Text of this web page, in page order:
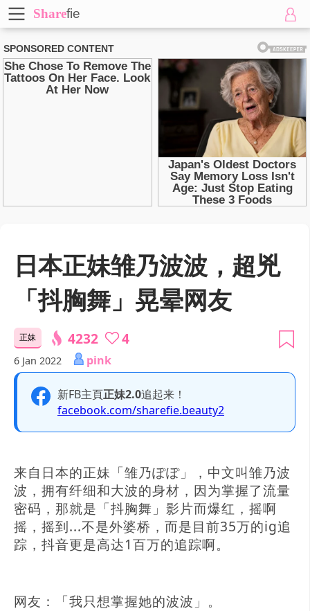
Sharefie
日本正妹雏乃波波，超兇
「抖胸舞」晃晕网友
正妹 4232 4
6 Jan 2022 pink
新FB主頁正妹2.0追起来！
facebook.com/sharefie.beauty2
来自日本的正妹「雏乃ぽぽ」，中文叫雏乃波
波，拥有纤细和大波的身材，因为掌握了流量
密码，那就是「抖胸舞」影片而爆红，摇啊
摇，摇到...不是外婆桥，而是目前35万的ig追
踪，抖音更是高达1百万的追踪啊。
网友：「我只想掌握她的波波」。